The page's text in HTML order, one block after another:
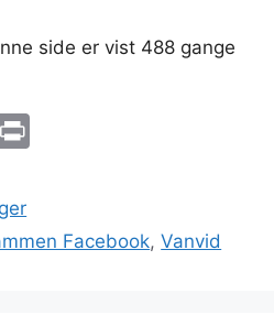
side er vist 488 gange
Facebook,Vanvid